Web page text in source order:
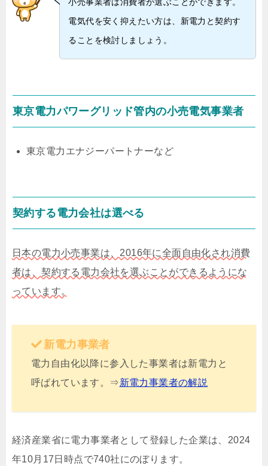
小売事業者は消費者が選ぶことができます。
電気代を安く抑えたい方は、新電力と契約す
ることを検討しましょう。
東京電力パワーグリッド管内の小売電気事業者
東京電力エナジーパートナーなど
契約する電力会社は選べる
日本の電力小売事業は、2016年に全面自由化され消費
者は、契約する電力会社を選ぶことができるようにな
っています。
新電力事業者
電力自由化以降に参入した事業者は新電力と
呼ばれています。⇒新電力事業者の解説
経済産業省に電力事業者として登録した企業は、2024
年10月17日時点で740社にのぼります。